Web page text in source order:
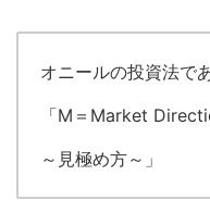
オニールの投資法で
「M＝Market
～見極め方～」